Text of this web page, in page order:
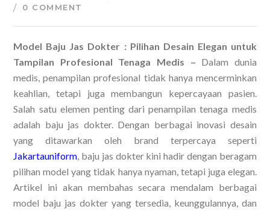
0 COMMENT
Model Baju Jas Dokter : Pilihan Desain Elegan untuk
Tampilan Profesional Tenaga Medis – Dalam dunia
medis, penampilan profesional tidak hanya mencerminkan
keahlian, tetapi juga membangun kepercayaan pasien.
Salah satu elemen penting dari penampilan tenaga medis
adalah baju jas dokter. Dengan berbagai inovasi desain
yang ditawarkan oleh brand terpercaya seperti
Jakartauniform, baju jas dokter kini hadir dengan beragam
pilihan model yang tidak hanya nyaman, tetapi juga elegan.
Artikel ini akan membahas secara mendalam berbagai
model baju jas dokter yang tersedia, keunggulannya, dan